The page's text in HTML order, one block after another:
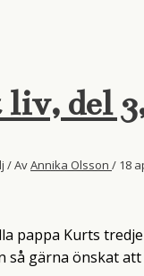
del
/ AvAnnika Olsson / 18
pappa Kurts
så gärna önskat